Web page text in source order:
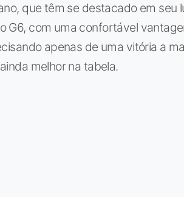
que têm se destacado em seu
G6, com uma confortável
apenas de uma vitória a
melhor na tabela.